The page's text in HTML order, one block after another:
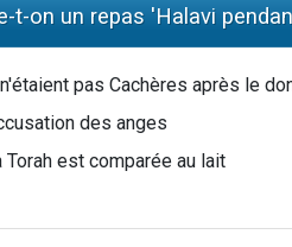
t-on un repas 'Halavi
pas Cachères après le
des anges
Torah est comparée au lait